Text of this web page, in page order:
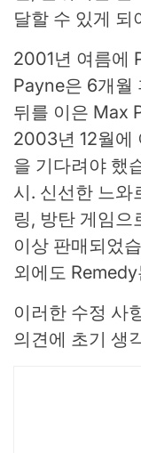
달할 수 있게 되
2001년 여름에
Payne은 6개월
뒤를 이은 Max
2003년 12월에
을 기다려야 했
시. 신선한 느와
링, 방탄 게임
이상 판매되었
외에도 Remedy
이러한 수정 사
의견에 초기 생